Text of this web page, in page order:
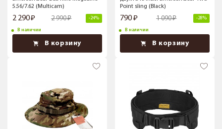
5.56/7.62 (Multicam)
2 290 2 990 -24%
В наличии
В корзину
Point sling (Black)
790 1 090 -28%
В наличии
В корзину